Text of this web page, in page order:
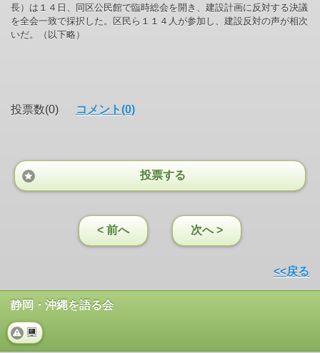
長）は１４日、同区公民館で臨時総会を開き、建設計画に反対する決議
を全会一致で採択した。区民ら１１４人が参加し、建設反対の声が相次
いだ。（以下略）
投票数(0) コメント(0)
投票する
< 前へ 次へ >
<<戻る
静岡・沖縄を語る会